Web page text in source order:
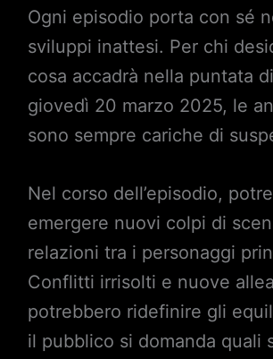
Ogni episodio porta con sé
sviluppi inattesi. Per chi
cosa accadrà nella puntata
giovedì 20 marzo 2025, le
sono sempre cariche di
Nel corso dell’episodio,
emergere nuovi colpi di
relazioni tra i personaggi
Conflitti irrisolti e nuove
potrebbero ridefinire gli
il pubblico si domanda quali